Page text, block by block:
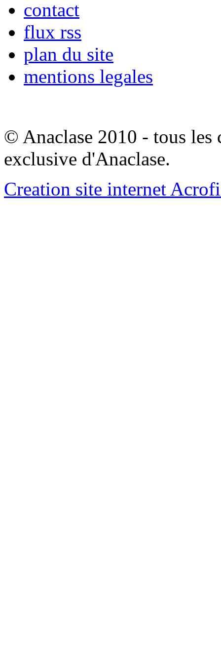
contact
flux rss
plan du site
mentions legales
© Anaclase 2010 - tous les
exclusive d'Anaclase.
Creation site internet